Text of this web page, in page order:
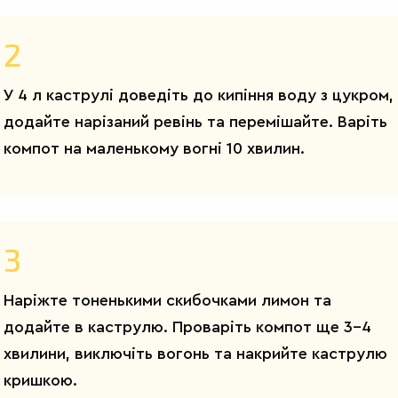
2
У 4 л каструлі доведіть до кипіння воду з цукром,
додайте нарізаний ревінь та перемішайте. Варіть
компот на маленькому вогні 10 хвилин.
3
Наріжте тоненькими скибочками лимон та
додайте в каструлю. Проваріть компот ще 3-4
хвилини, виключіть вогонь та накрийте каструлю
кришкою.